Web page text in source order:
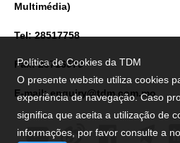
Multimédia)
Tel: 28517758
Fax: 28716579
E-mail:enquiry@tdm.com.mo
Política de Cookies da TDM
O presente website utiliza cookies
experiência de navegação. Caso
significa que aceita a utilização de
informações, por favor consulte a